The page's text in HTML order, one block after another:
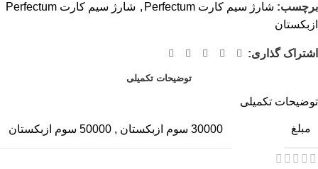
برچسب: شارژ سیم کارت Perfectum ,
شارژ سیم کارت Perfectum
ازبکستان
اشتراک گذاری:
توضیحات تکمیلی
توضیحات تکمیلی
مبلغ 30000 سوم ازبکستان , 50000 سوم ازبکستان